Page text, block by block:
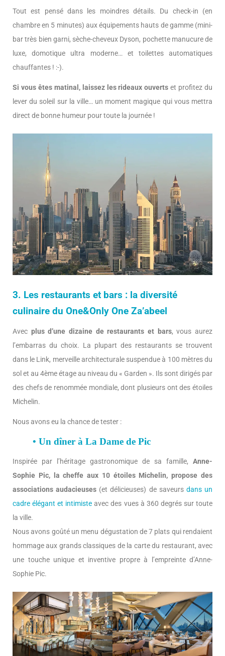
Tout est pensé dans les moindres détails. Du check-in (en
chambre en 5 minutes) aux équipements hauts de gamme (mini-
bar très bien garni, sèche-cheveux Dyson, pochette manucure de
luxe, domotique ultra moderne… et toilettes automatiques
chauffantes ! :-).
Si vous êtes matinal, laissez les rideaux ouverts et profitez du
lever du soleil sur la ville… un moment magique qui vous mettra
direct de bonne humeur pour toute la journée !
3. Les restaurants et bars : la diversité
culinaire du One&Only One Za’abeel
Avec plus d’une dizaine de restaurants et bars, vous aurez
l’embarras du choix. La plupart des restaurants se trouvent
dans le Link, merveille architecturale suspendue à 100 mètres du
sol et au 4ème étage au niveau du « Garden ». Ils sont dirigés par
des chefs de renommée mondiale, dont plusieurs ont des étoiles
Michelin.
Nous avons eu la chance de tester :
• Un dîner à La Dame de Pic
Inspirée par l’héritage gastronomique de sa famille, Anne-
Sophie Pic, la cheffe aux 10 étoiles Michelin, propose des
associations audacieuses (et délicieuses) de saveurs dans un
cadre élégant et intimisteavec des vues à 360 degrés sur toute
la ville.
Nous avons goûté un menu dégustation de 7 plats qui rendaient
hommage aux grands classiques de la carte du restaurant, avec
une touche unique et inventive propre à l’empreinte d’Anne-
Sophie Pic.